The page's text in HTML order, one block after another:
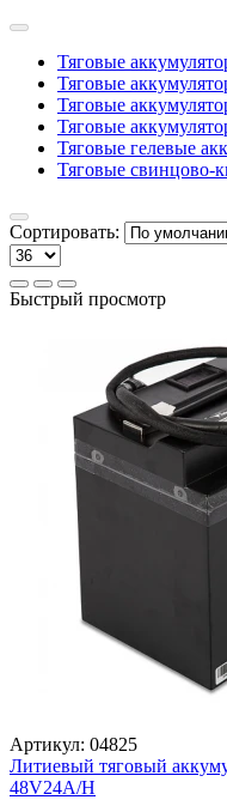
Тяговые
Тяговые
Тяговые
Тяговые
Тяговые гелевые
Тяговые свинцово-
Сортировать:
Быстрый просмотр
Артикул: 04825
Литиевый тяговый
48V24A/H